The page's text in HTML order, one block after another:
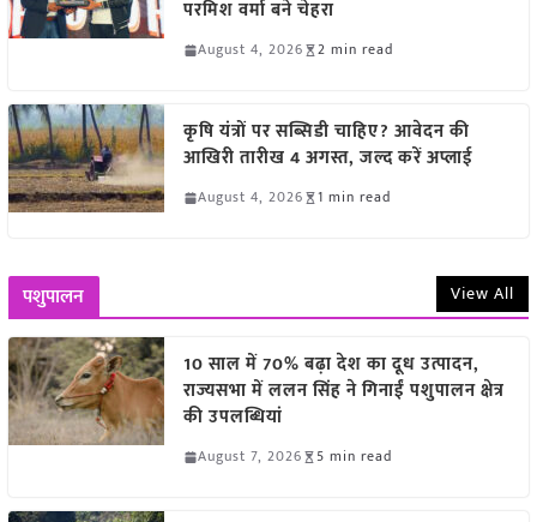
परमिश वर्मा बने चेहरा
August 4, 2026 2 min read
कृषि यंत्रों पर सब्सिडी चाहिए? आवेदन की
आखिरी तारीख 4 अगस्त, जल्द करें अप्लाई
August 4, 2026 1 min read
पशुपालन View All
10 साल में 70% बढ़ा देश का दूध उत्पादन,
राज्यसभा में ललन सिंह ने गिनाईं पशुपालन क्षेत्र
की उपलब्धियां
August 7, 2026 5 min read